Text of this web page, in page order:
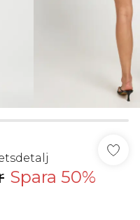
Spara 50%